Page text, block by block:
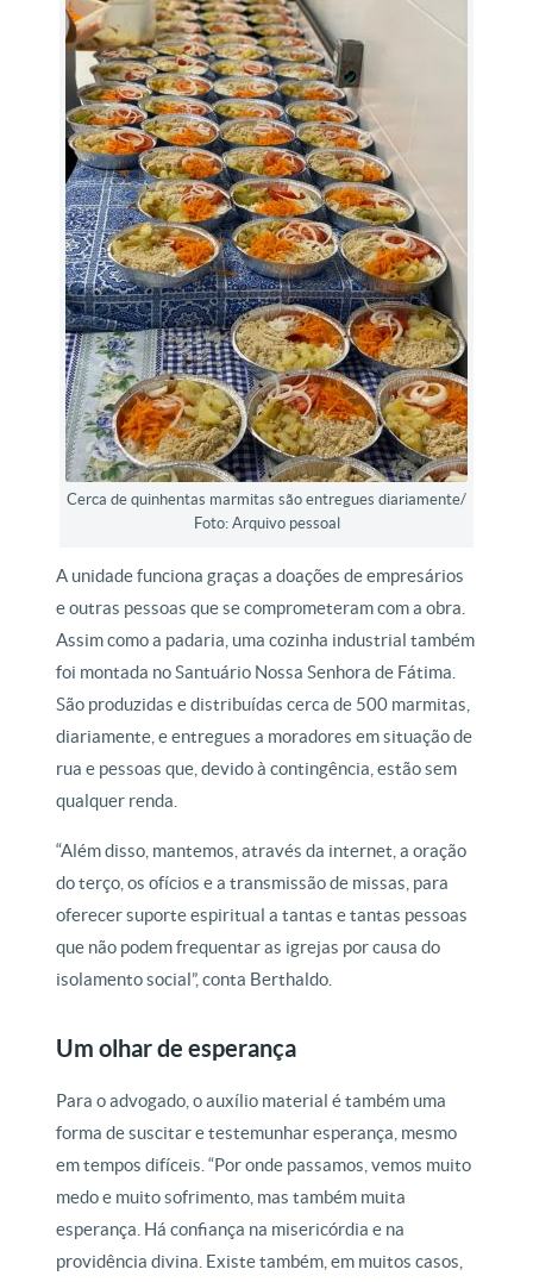
Cerca de quinhentas marmitas são entregues diariamente/
Foto: Arquivo pessoal
A unidade funciona graças a doações de empresários
e outras pessoas que se comprometeram com a obra.
Assim como a padaria, uma cozinha industrial também
foi montada no Santuário Nossa Senhora de Fátima.
São produzidas e distribuídas cerca de 500 marmitas,
diariamente, e entregues a moradores em situação de
rua e pessoas que, devido à contingência, estão sem
qualquer renda.
“Além disso, mantemos, através da internet, a oração
do terço, os ofícios e a transmissão de missas, para
oferecer suporte espiritual a tantas e tantas pessoas
que não podem frequentar as igrejas por causa do
isolamento social”, conta Berthaldo.
Um olhar de esperança
Para o advogado, o auxílio material é também uma
forma de suscitar e testemunhar esperança, mesmo
em tempos difíceis. “Por onde passamos, vemos muito
medo e muito sofrimento, mas também muita
esperança. Há confiança na misericórdia e na
providência divina. Existe também, em muitos casos,